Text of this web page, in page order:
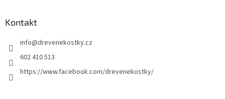
Kontakt
info@drevenekostky.cz
602 410 513
https://www.facebook.com/drevenekostky/